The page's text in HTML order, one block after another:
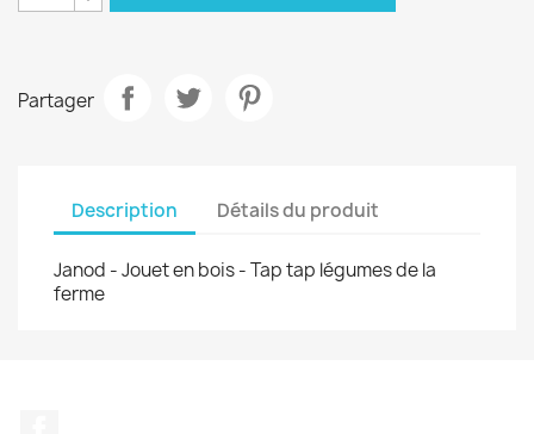
Partager
Description Détails du produit
Janod - Jouet en bois - Tap tap légumes de la
ferme